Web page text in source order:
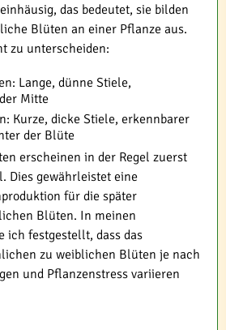
das bedeutet, sie bilden
Blüten an einer Pflanze aus.
zu unterscheiden:
Lange, dünne Stiele,
Mitte
Kurze, dicke Stiele, erkennbarer
der Blüte
erscheinen in der Regel zuerst
Dies gewährleistet eine
für die später
Blüten. In meinen
ich festgestellt, dass das
zu weiblichen Blüten je nach
und Pflanzenstress variieren